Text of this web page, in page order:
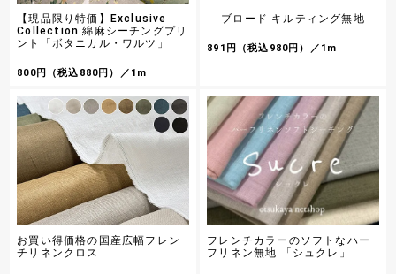
オックスプリント「フレンチボタニカル」
新色カラー「くすみブラウン」＆復刻カラー「ペ
ールピンク」♪ 淡くくすませたフレンチカラーを
中心とした、ボタニカルフラワー柄のオックスプ
イボリー」「ペールピンク」「くすみブラウン」
100双オックス無地
先染め生地の名産地兵庫県西脇で製造されました
薄手のオックスフォード生地です
437円（税込480円）／1m
【現品限り特価】最高級ランクギザ綿使用 西脇産
シャンブレー
先染め生地の名産地兵庫県西脇で製造されました
薄手のシャンブレー布地です
Exclusive Collection バンビ模様の60ローンプ
【現品限り特価】「モンステラ」の綿ポリハワイ
アンプリント
モンステラがデザインされたシンプルなハワイア
ンT/Cプリント生地です
お買い得サテンキルティング無地
綺麗な光沢のあるお買い得価格のサテンキルティ
ングです ★新色「オフホワイト」「ライトグレ
ー」「ネイビー」「レッド」追加いたしました。
1,019円（税込1,120円）／1m
『Hoyoka』Cats Art Museumのシーチングプ
リント
【ART DE NYA（アートだニャー）】 名画が全部
猫になったかわいいデジタルシーチングプリント
生地です ★新色ワインレッド、抹茶グリーン、ペ
ールグレーを追加しました★
1,400円（税込1,540円）／1m
【現品限り特価】Exclusive
Collection 綿麻シーチングプリ
ント「ボタニカル・ワルツ」
800円（税込880円）／1m
ブロード キルティング無地
891円（税込980円）／1m
お買い得価格の国産広幅フレン
チリネンクロス
フレンチカラーのソフトなハー
フリネン無地 「シュクレ」